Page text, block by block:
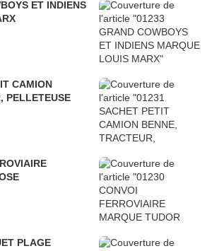
ET INDIENS
CAMION
PELLETEUSE
PLAGE